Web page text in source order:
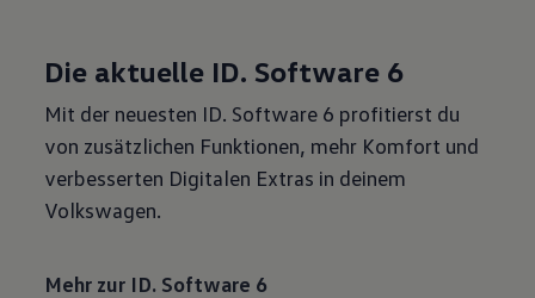
Die aktuelle ID. Software 6
Mit der neuesten ID. Software 6 profitierst du
von zusätzlichen Funktionen, mehr Komfort und
verbesserten Digitalen Extras in deinem
Volkswagen.
Mehr zur ID. Software 6